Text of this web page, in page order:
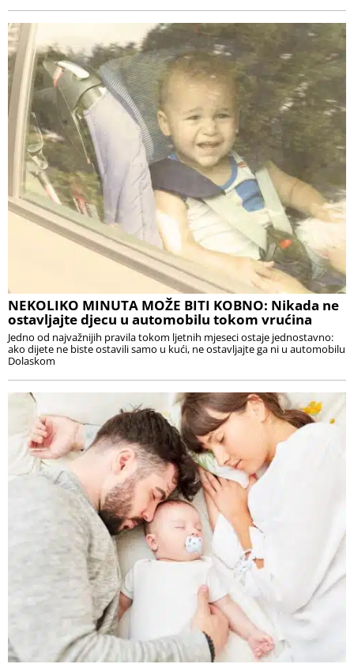
NEKOLIKO MINUTA MOŽE BITI KOBNO: Nikada ne
ostavljajte djecu u automobilu tokom vrućina
Jedno od najvažnijih pravila tokom ljetnih mjeseci ostaje jednostavno:
ako dijete ne biste ostavili samo u kući, ne ostavljajte ga ni u automobilu
Dolaskom